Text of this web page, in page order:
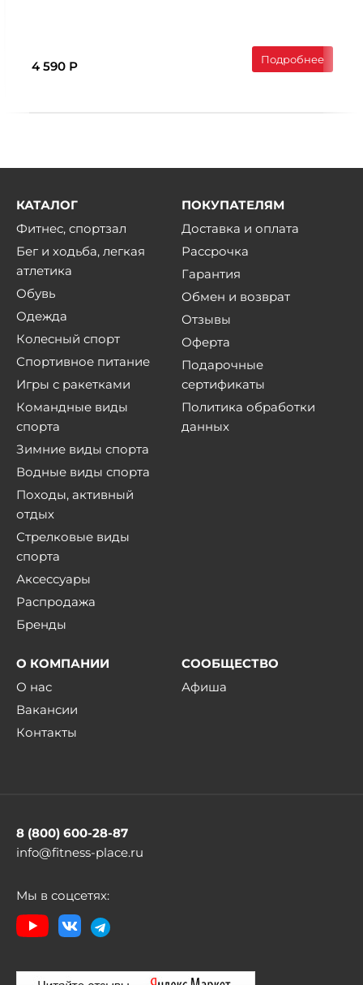
4 590 Р Подробнее
КАТАЛОГ
Фитнес, спортзал
Бег и ходьба, легкая
атлетика
Обувь
Одежда
Колесный спорт
Спортивное питание
Игры с ракетками
Командные виды
спорта
Зимние виды спорта
Водные виды спорта
Походы, активный
отдых
Стрелковые виды
спорта
Аксессуары
Распродажа
Бренды
ПОКУПАТЕЛЯМ
Доставка и оплата
Рассрочка
Гарантия
Обмен и возврат
Отзывы
Оферта
Подарочные
сертификаты
Политика обработки
данных
О КОМПАНИИ
О нас
Вакансии
Контакты
СООБЩЕСТВО
Афиша
8 (800) 600-28-87
info@fitness-place.ru
Мы в соцсетях: